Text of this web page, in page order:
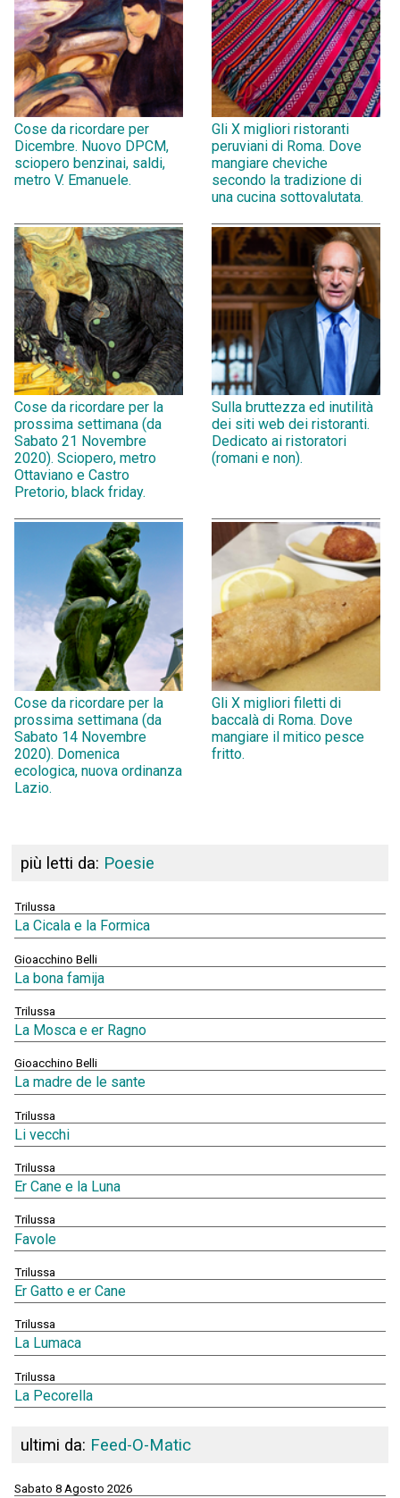
Cose da ricordare per
Dicembre. Nuovo DPCM,
sciopero benzinai, saldi,
metro V. Emanuele.
Gli X migliori ristoranti
peruviani di Roma. Dove
mangiare cheviche
secondo la tradizione di
una cucina sottovalutata.
Cose da ricordare per la
prossima settimana (da
Sabato 21 Novembre
2020). Sciopero, metro
Ottaviano e Castro
Pretorio, black friday.
Sulla bruttezza ed inutilità
dei siti web dei ristoranti.
Dedicato ai ristoratori
(romani e non).
Cose da ricordare per la
prossima settimana (da
Sabato 14 Novembre
2020). Domenica
ecologica, nuova ordinanza
Lazio.
Gli X migliori filetti di
baccalà di Roma. Dove
mangiare il mitico pesce
fritto.
più letti da: Poesie
Trilussa
La Cicala e la Formica
Gioacchino Belli
La bona famija
Trilussa
La Mosca e er Ragno
Gioacchino Belli
La madre de le sante
Trilussa
Li vecchi
Trilussa
Er Cane e la Luna
Trilussa
Favole
Trilussa
Er Gatto e er Cane
Trilussa
La Lumaca
Trilussa
La Pecorella
ultimi da: Feed-O-Matic
Sabato 8 Agosto 2026